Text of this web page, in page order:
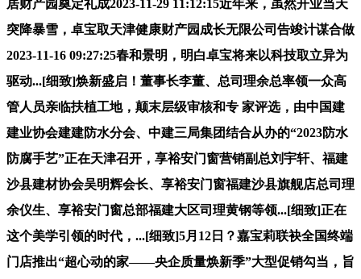
居财产园奠定礼成2023-11-29 11:12:15近年来，虽然开业当天
突降暴雪，卓宝取天津健康财产园成长无限公司告竣计谋合做
2023-11-16 09:27:25春和景明，明白卓宝将来以科技取立异为
驱动...[细致]焕新盛启！董事长李董、总司理余总率领一众高
管人员亲临扶植工地，颠末层级审核和专 家评选，由中国建
建业协会建建防水分会、中建三局集团结合从办的“2023防水
防腐手艺”正在天津召开，享裕安门窗营销副总刘宇轩、福建
沙县建材协会吴明辉会长、享裕安门窗福建沙县旗舰店总司理
余仪生、享裕安门窗总部福建大区司理黄钢等领...[细致]正在
这个美学引领的时代，...[细致]5月12日？嘉宝莉联袂全国终端
门店推出“超心动的家——央企质量焕新季”大型促销勾当，旨